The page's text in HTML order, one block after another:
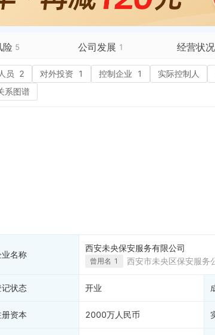
新增中标候选，西安水务建设工程集团有限公司西关办公区保安服务采购项目中标公示 招采单位：西安水务建设工程集团有限公司 中标候选人：西安未央保安服务有限公司...
全部动态
险 5 公司发展 1 经营状况
5
融资历史
招投标 99+
信用评价
进出口信用
债券信息
员 2 对外投资 1 控制企业 1 实际控制人
系图谱
业名称
西安未央保安服务有限公司
曾用名 1 西安市未央区保安服务
记状态 开业
册资本 2000万人民币